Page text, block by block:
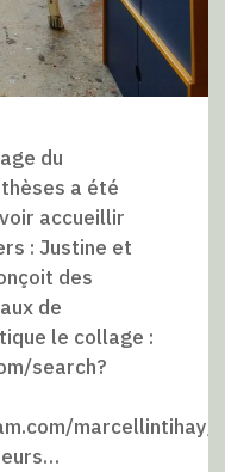
du
a été
accueillir
: Justine et
des
de
le collage :
search?
marcellintihay/